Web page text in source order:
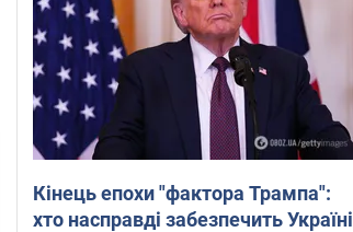
Кінець епохи "фактора Трампа":
хто насправді забезпечить Україні